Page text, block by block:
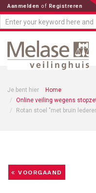
Aanmelden of Registreren
Je bent hier
Home
Online veiling wegens
Rotan stoel "met bruin
VOORGAAND